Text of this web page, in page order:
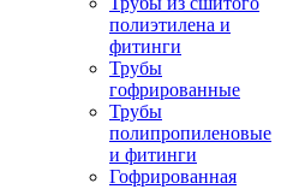
полиэтилена и
фитинги
Трубы
гофрированные
Трубы
полипропиленовые
и фитинги
Гофрированная